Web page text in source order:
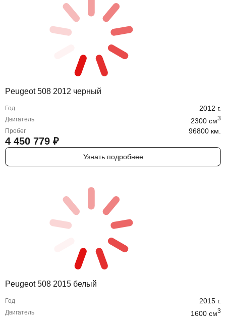
Peugeot 508 2012 черный
Год 2012 г.
Двигатель 2300 cм3
Пробег 96800 км.
4 450 779 ₽
Узнать подробнее
Peugeot 508 2015 белый
Год 2015 г.
Двигатель 1600 cм3